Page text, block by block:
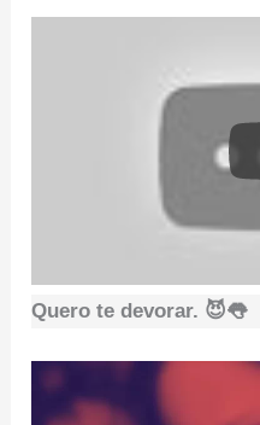
Quero te devorar. 😈👅